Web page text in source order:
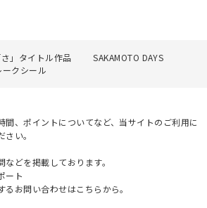
さ」タイトル作品
SAKAMOTO DAYS
クシール
間、ポイントについてなど、当サイトのご利用に
い。
どを掲載しております。
ート
お問い合わせはこちらから。